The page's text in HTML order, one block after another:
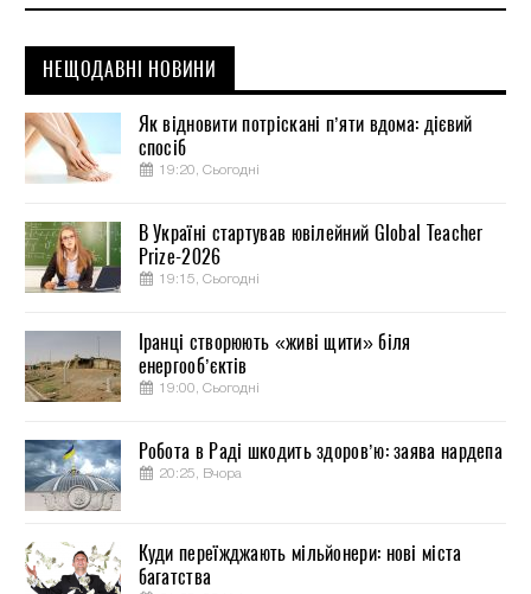
НЕЩОДАВНІ НОВИНИ
Як відновити потріскані п’яти вдома: дієвий
спосіб
19:20, Сьогодні
В Україні стартував ювілейний Global Teacher
Prize-2026
19:15, Сьогодні
Іранці створюють «живі щити» біля
енергооб’єктів
19:00, Сьогодні
Робота в Раді шкодить здоров’ю: заява нардепа
20:25, Вчора
Куди переїжджають мільйонери: нові міста
багатства